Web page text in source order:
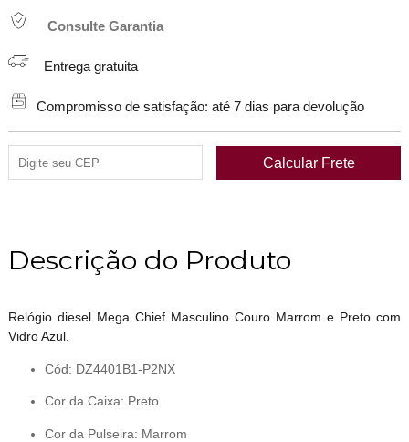
Consulte Garantia
Entrega gratuita
Compromisso de satisfação: até 7 dias para devolução
Descrição do Produto
Relógio diesel Mega Chief Masculino Couro Marrom e Preto com
Vidro Azul.
Cód: DZ4401B1-P2NX
Cor da Caixa: Preto
Cor da Pulseira: Marrom